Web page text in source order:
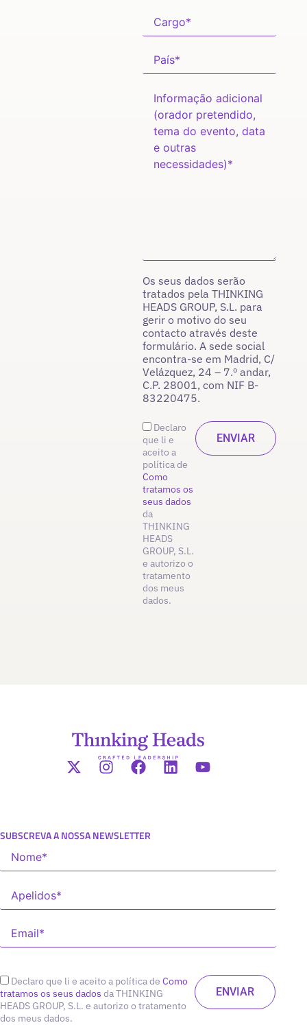
Os seus dados serão
tratados pela THINKING
HEADS GROUP, S.L. para
gerir o motivo do seu
contacto através deste
formulário. A sede social
encontra-se em Madrid, C/
Velázquez, 24 – 7.º andar,
C.P. 28001, com NIF B-
83220475.
Declaro
que li e
aceito a
política de
Como
tratamos os
seus dados
da
THINKING
HEADS
GROUP, S.L.
e autorizo o
tratamento
dos meus
dados.
SUBSCREVA A NOSSA NEWSLETTER
Declaro que li e aceito a política de Como
tratamos os seus dados da THINKING
HEADS GROUP, S.L. e autorizo o tratamento
dos meus dados.